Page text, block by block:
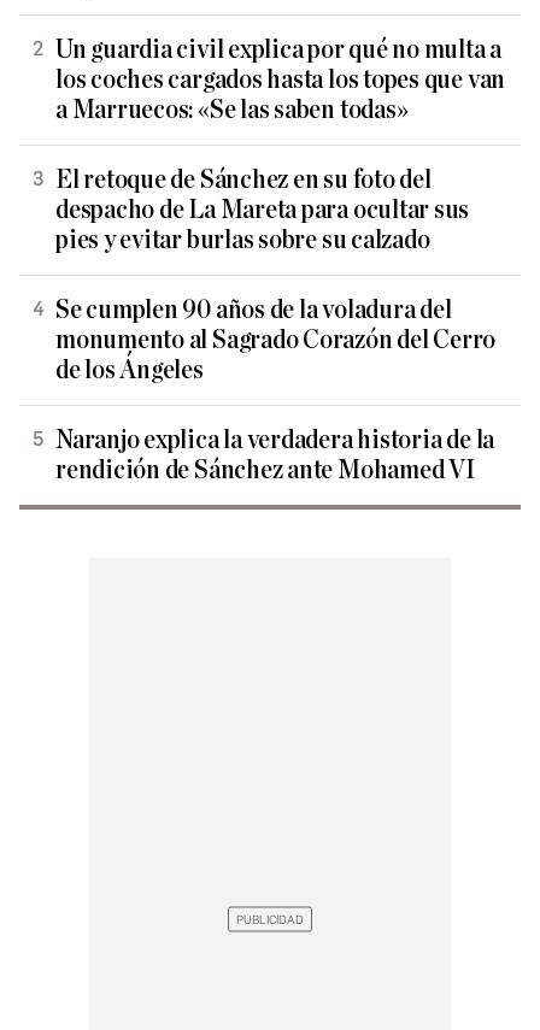
Un guardia civil explica por qué no multa a
los coches cargados hasta los topes que van
a Marruecos: «Se las saben todas»
El retoque de Sánchez en su foto del
despacho de La Mareta para ocultar sus
pies y evitar burlas sobre su calzado
Se cumplen 90 años de la voladura del
monumento al Sagrado Corazón del Cerro
de los Ángeles
Naranjo explica la verdadera historia de la
rendición de Sánchez ante Mohamed VI